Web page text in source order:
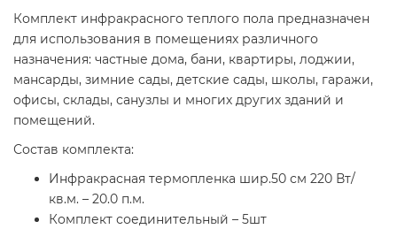
Комплект инфракрасного теплого пола предназначен
для использования в помещениях различного
назначения: частные дома, бани, квартиры, лоджии,
мансарды, зимние сады, детские сады, школы, гаражи,
офисы, склады, санузлы и многих других зданий и
помещений.
Состав комплекта:
Инфракрасная термопленка шир.50 см 220 Вт/
кв.м. – 20.0 п.м.
Комплект соединительный – 5шт